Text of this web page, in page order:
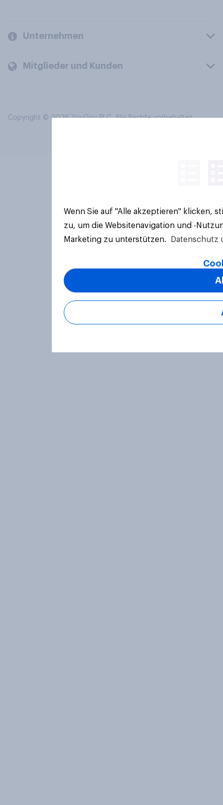
Unternehmen
Mitglieder und Kunden
Copyright © 2026 YouGov PLC. Alle Rechte vorbehalten.
Wenn Sie auf "Alle akzeptieren" klicken,
zu, um die Websitenavigation und -
Marketing zu unterstützen.
Datenschutz